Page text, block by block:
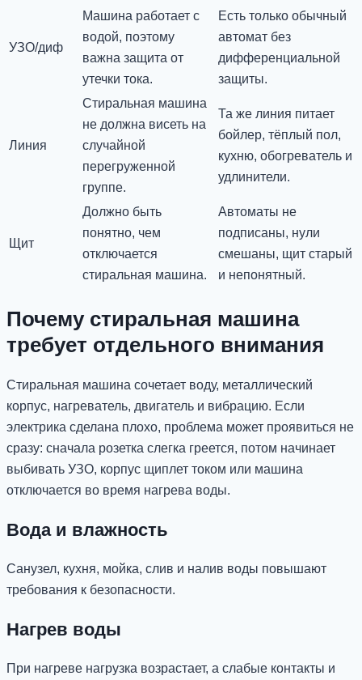
УЗО/диф
Машина работает с
водой, поэтому
важна защита от
утечки тока.
Есть только обычный
автомат без
дифференциальной
защиты.
Линия
Стиральная машина
не должна висеть на
случайной
перегруженной
группе.
Та же линия питает
бойлер, тёплый пол,
кухню, обогреватель и
удлинители.
Щит
Должно быть
понятно, чем
отключается
стиральная машина.
Автоматы не
подписаны, нули
смешаны, щит старый
и непонятный.
Почему стиральная машина
требует отдельного внимания
Стиральная машина сочетает воду, металлический
корпус, нагреватель, двигатель и вибрацию. Если
электрика сделана плохо, проблема может проявиться не
сразу: сначала розетка слегка греется, потом начинает
выбивать УЗО, корпус щиплет током или машина
отключается во время нагрева воды.
Вода и влажность
Санузел, кухня, мойка, слив и налив воды повышают
требования к безопасности.
Нагрев воды
При нагреве нагрузка возрастает, а слабые контакты и